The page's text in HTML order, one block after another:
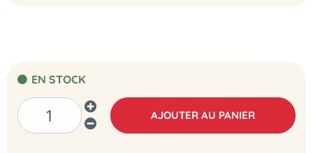
EN STOCK
AJOUTER AU PANIER